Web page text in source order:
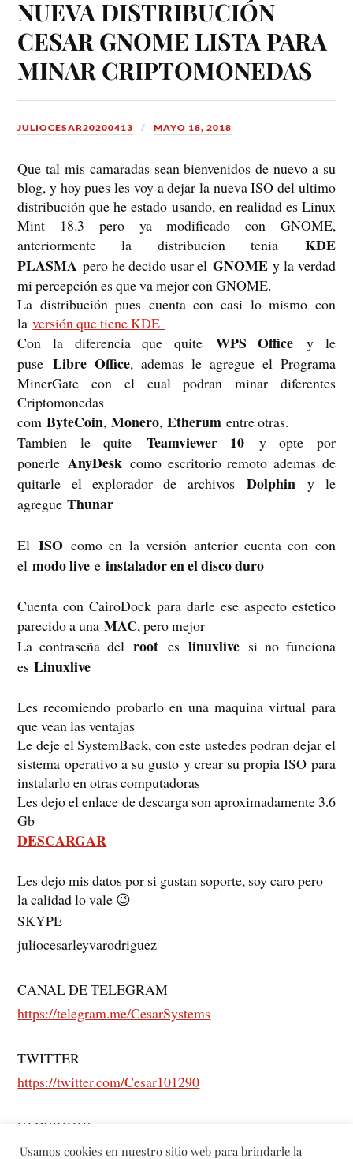
NUEVA DISTRIBUCIÓN
CESAR GNOME LISTA PARA
MINAR CRIPTOMONEDAS
JULIOCESAR20200413 MAYO 18, 2018
Que tal mis camaradas sean bienvenidos de nuevo a su
blog, y hoy pues les voy a dejar la nueva ISO del ultimo
distribución que he estado usando, en realidad es Linux
Mint 18.3 pero ya modificado con GNOME,
anteriormente la distribucion teniaKDE
PLASMA pero he decido usar el GNOMEy la verdad
mi percepción es que va mejor con GNOME.
La distribución pues cuenta con casi lo mismo con
laversión que tiene KDE
Con la diferencia que quite WPS Office y le
puseLibre Office, ademas le agregue el Programa
MinerGate con el cual podran minar diferentes
Criptomonedas
comByteCoin,Monero,Etherumentre otras.
Tambien le quite Teamviewer 10 y opte por
ponerleAnyDesk como escritorio remoto ademas de
quitarle el explorador de archivos Dolphiny le
agregueThunar
El ISOcomo en la versión anterior cuenta con con
elmodo live e instalador en el disco duro
Cuenta con CairoDock para darle ese aspecto estetico
parecido a unaMAC, pero mejor
La contraseña delroot es linuxlivesi no funciona
esLinuxlive
Les recomiendo probarlo en una maquina virtual para
que vean las ventajas
Le deje el SystemBack, con este ustedes podran dejar el
sistema operativo a su gusto y crear su propia ISO para
instalarlo en otras computadoras
Les dejo el enlace de descarga son aproximadamente 3.6
Gb
DESCARGAR
Les dejo mis datos por si gustan soporte, soy caro pero
la calidad lo vale 😉
SKYPE
juliocesarleyvarodriguez
CANAL DE TELEGRAM
https://telegram.me/CesarSystems
TWITTER
https://twitter.com/Cesar101290
FACEBOOK
https://www.facebook.com/rasec555
Usamos cookies en nuestro sitio web para brindarle la